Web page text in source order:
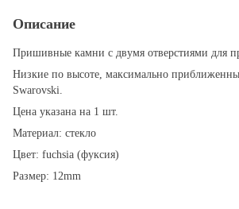
Описание
Пришивные камни с двумя отверстиями для
Низкие по высоте, максимально
Swarovski.
Цена указана на 1 шт.
Материал: стекло
Цвет: fuchsia (фуксия)
Размер: 12mm